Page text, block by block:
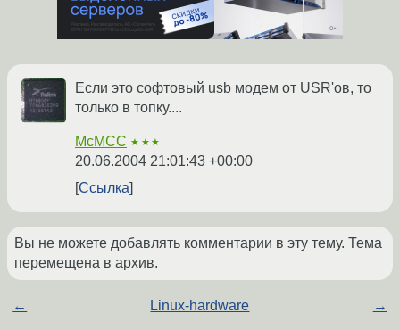
Если это софтовый usb модем от USR'ов, то
только в топку....
McMCC ★★★
20.06.2004 21:01:43 +00:00
Ссылка
Вы не можете добавлять комментарии в эту тему. Тема
перемещена в архив.
← Linux-hardware →